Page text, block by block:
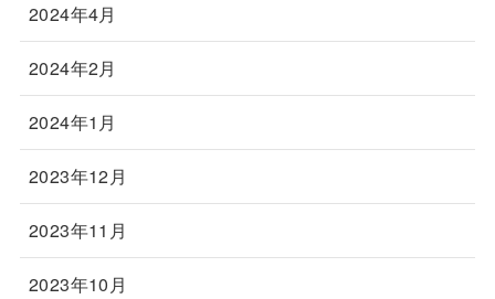
2024年4月
2024年2月
2024年1月
2023年12月
2023年11月
2023年10月